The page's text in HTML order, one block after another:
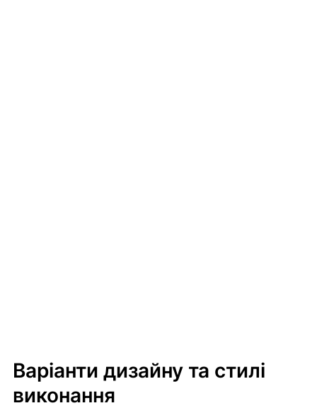
Варіанти дизайну та стилі
виконання